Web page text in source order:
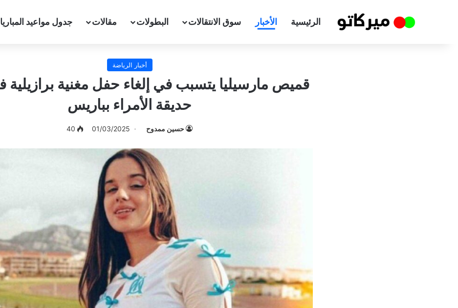
الرئيسية الأخبار سوق الانتقالات البطولات مقالات جدول مواعيد
أخبار الرياضة
قميص مارسيليا يتسبب في إلغاء حفل مغنية
حديقة الأمراء بباريس
حسين ممدوح 01/03/2025
40